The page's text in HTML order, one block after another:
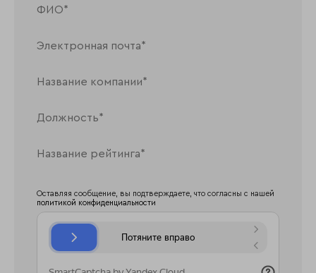
Оставляя сообщение, вы подтверждаете, что согласны с нашей
политикой конфиденциальности